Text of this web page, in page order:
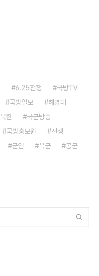
6.25전쟁
국방TV
국방일보
해병대
북한
국군방송
국방홍보원
전쟁
군인 육군 공군